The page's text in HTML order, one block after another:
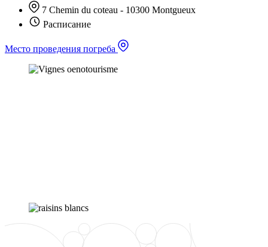
7 Chemin du coteau - 10300 Montgueux
Расписание
Место проведения погреба